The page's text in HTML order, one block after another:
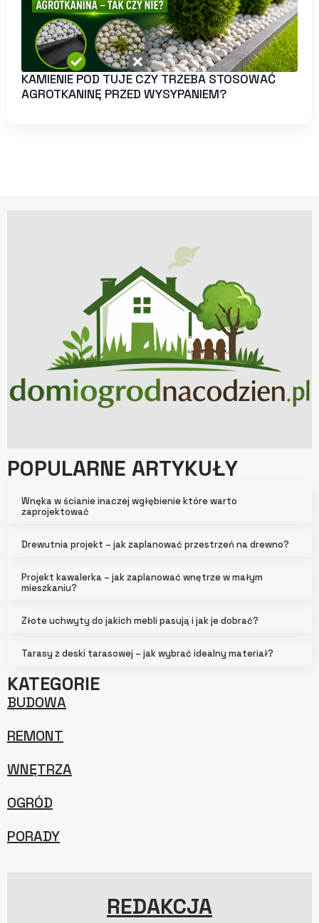
KAMIENIE POD TUJE CZY TRZEBA STOSOWAĆ
AGROTKANINĘ PRZED WYSYPANIEM?
POPULARNE ARTYKUŁY
Wnęka w ścianie inaczej wgłębienie które warto
zaprojektować
Drewutnia projekt – jak zaplanować przestrzeń na drewno?
Projekt kawalerka – jak zaplanować wnętrze w małym
mieszkaniu?
Złote uchwyty do jakich mebli pasują i jak je dobrać?
Tarasy z deski tarasowej – jak wybrać idealny materiał?
KATEGORIE
BUDOWA
REMONT
WNĘTRZA
OGRÓD
PORADY
REDAKCJA